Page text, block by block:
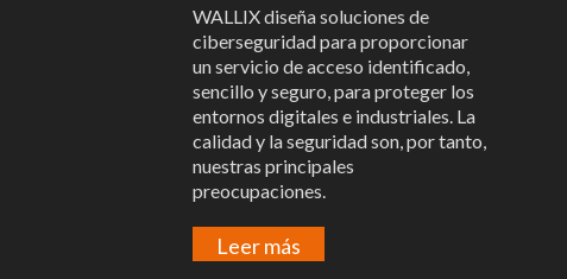
WALLIX diseña soluciones de
ciberseguridad para proporcionar
un servicio de acceso identificado,
sencillo y seguro, para proteger los
entornos digitales e industriales. La
calidad y la seguridad son, por tanto,
nuestras principales
preocupaciones.
Leer más